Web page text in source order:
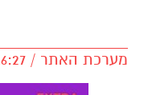
מערכת האתר / 16:27 17.03.23